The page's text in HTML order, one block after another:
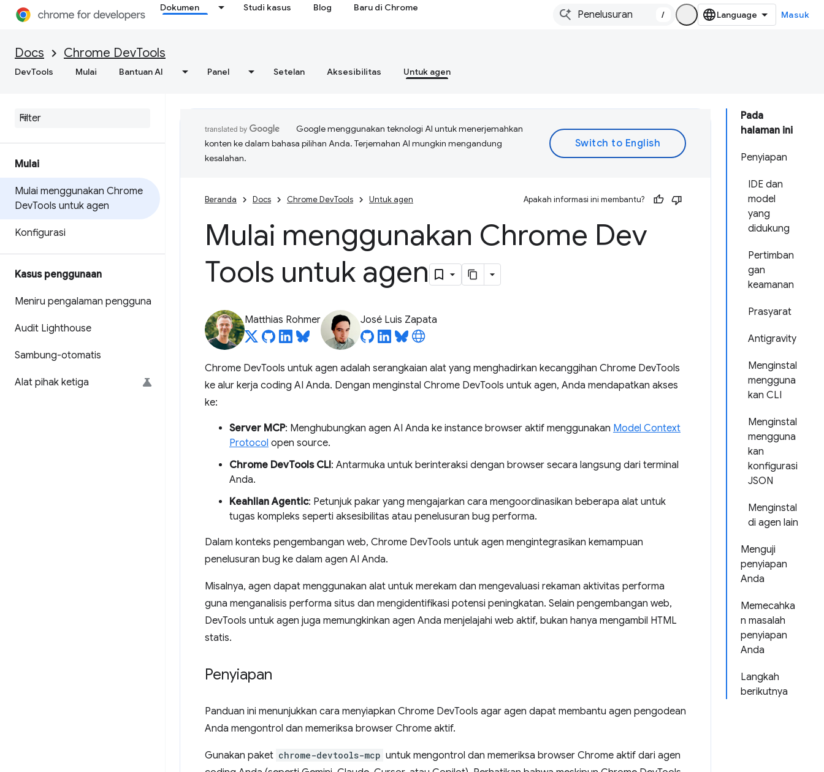
Dokumen Studi kasus Blog Baru di Chrome
/ Masuk
Docs Chrome DevTools
DevTools Mulai Bantuan AI Panel Setelan Aksesibilitas Untuk agen
Mulai
Mulai menggunakan Chrome
DevTools untuk agen
Konfigurasi
Kasus penggunaan
Meniru pengalaman pengguna
Audit Lighthouse
Sambung-otomatis
Alat pihak ketiga
Pada
halaman ini
Penyiapan
IDE dan
model
yang
didukung
Pertimban
gan
keamanan
Prasyarat
Antigravity
Menginstal
mengguna
kan CLI
Menginstal
mengguna
kan
konfigurasi
JSON
Menginstal
di agen lain
Menguji
penyiapan
Anda
Memecahka
n masalah
penyiapan
Anda
Langkah
berikutnya
Google menggunakan teknologi AI untuk menerjemahkan
konten ke dalam bahasa pilihan Anda. Terjemahan AI mungkin mengandung
kesalahan.
Beranda Docs Chrome DevTools Untuk agen Apakah informasi ini membantu?
Mulai menggunakan Chrome Dev
Tools untuk agen
Matthias Rohmer José Luis Zapata
Chrome DevTools untuk agen adalah serangkaian alat yang menghadirkan kecanggihan Chrome DevTools
ke alur kerja coding AI Anda. Dengan menginstal Chrome DevTools untuk agen, Anda mendapatkan akses
ke:
Server MCP: Menghubungkan agen AI Anda ke instance browser aktif menggunakan Model Context
Protocol open source.
Chrome DevTools CLI: Antarmuka untuk berinteraksi dengan browser secara langsung dari terminal
Anda.
Keahlian Agentic: Petunjuk pakar yang mengajarkan cara mengoordinasikan beberapa alat untuk
tugas kompleks seperti aksesibilitas atau penelusuran bug performa.
Dalam konteks pengembangan web, Chrome DevTools untuk agen mengintegrasikan kemampuan
penelusuran bug ke dalam agen AI Anda.
Misalnya, agen dapat menggunakan alat untuk merekam dan mengevaluasi rekaman aktivitas performa
guna menganalisis performa situs dan mengidentifikasi potensi peningkatan. Selain pengembangan web,
DevTools untuk agen juga memungkinkan agen Anda menjelajahi web aktif, bukan hanya mengambil HTML
statis.
Penyiapan
Panduan ini menunjukkan cara menyiapkan Chrome DevTools agar agen dapat membantu agen pengodean
Anda mengontrol dan memeriksa browser Chrome aktif.
Gunakan paket chrome-devtools-mcp untuk mengontrol dan memeriksa browser Chrome aktif dari agen